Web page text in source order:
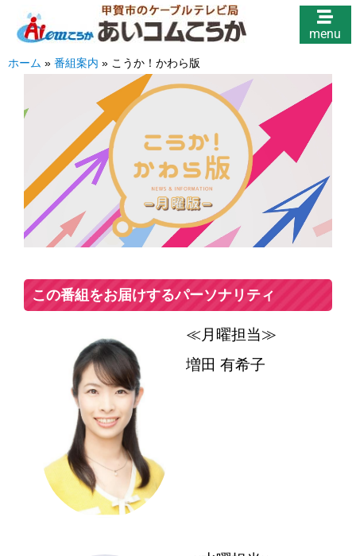
menu
ホーム » 番組案内 » こうか！かわら版
この番組をお届けするパーソナリティ
≪月曜担当≫
増田 有希子